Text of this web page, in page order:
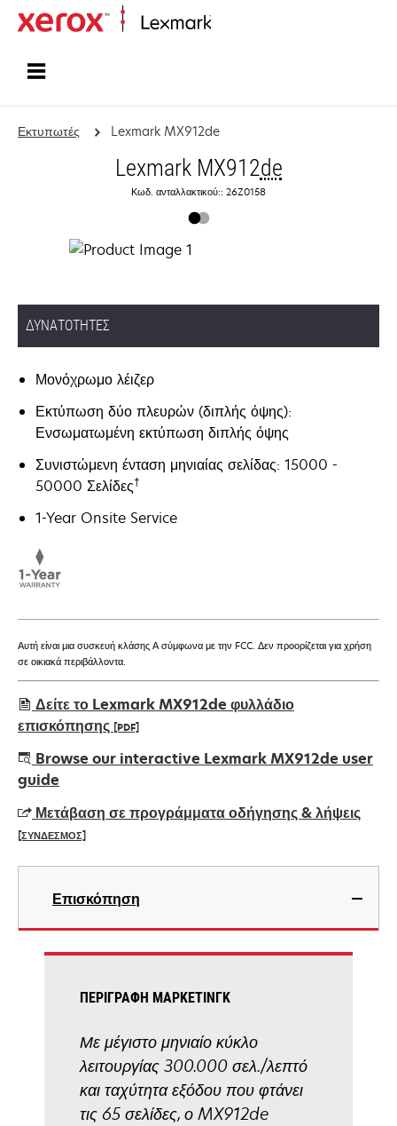
Εκτυπωτές Lexmark MX912de
Lexmark MX912de
Κωδ. ανταλλακτικού:: 26Z0158
ΔΥΝΑΤΌΤΗΤΕΣ
Μονόχρωμο λέιζερ
Εκτύπωση δύο πλευρών (διπλής όψης):
Ενσωματωμένη εκτύπωση διπλής όψης
Συνιστώμενη ένταση μηνιαίας σελίδας: 15000 -
50000 Σελίδες†
1-Year Onsite Service
Αυτή είναι μια συσκευή κλάσης Α σύμφωνα με την FCC. Δεν προορίζεται για χρήση
σε οικιακά περιβάλλοντα.
Δείτε το Lexmark MX912de φυλλάδιο
επισκόπησης [PDF]
opens
in
new
tab
Browse our interactive Lexmark MX912de user
guide
Μετάβαση σε προγράμματα οδήγησης & λήψεις
[ΣΥΝΔΕΣΜΟΣ]
opens
new
Επισκόπηση
ΠΕΡΙΓΡΑΦΉ ΜΆΡΚΕΤΙΝΓΚ
Με μέγιστο μηνιαίο κύκλο
λειτουργίας 300.000 σελ./λεπτό
και ταχύτητα εξόδου που φτάνει
τις 65 σελίδες, ο MX912de